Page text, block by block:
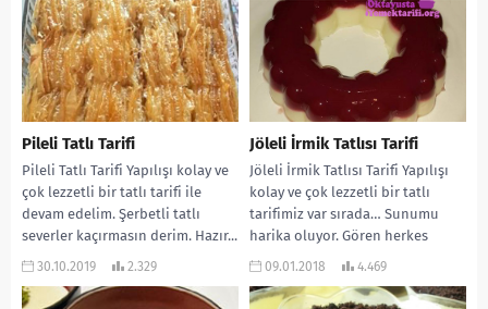
Pileli Tatlı Tarifi
Pileli Tatlı Tarifi Yapılışı kolay ve
çok lezzetli bir tatlı tarifi ile
devam edelim. Şerbetli tatlı
severler kaçırmasın derim. Hazır...
30.10.2019 2.329
Jöleli İrmik Tatlısı Tarifi
Jöleli İrmik Tatlısı Tarifi Yapılışı
kolay ve çok lezzetli bir tatlı
tarifimiz var sırada… Sunumu
harika oluyor. Gören herkes
bayılıyor....
09.01.2018 4.469